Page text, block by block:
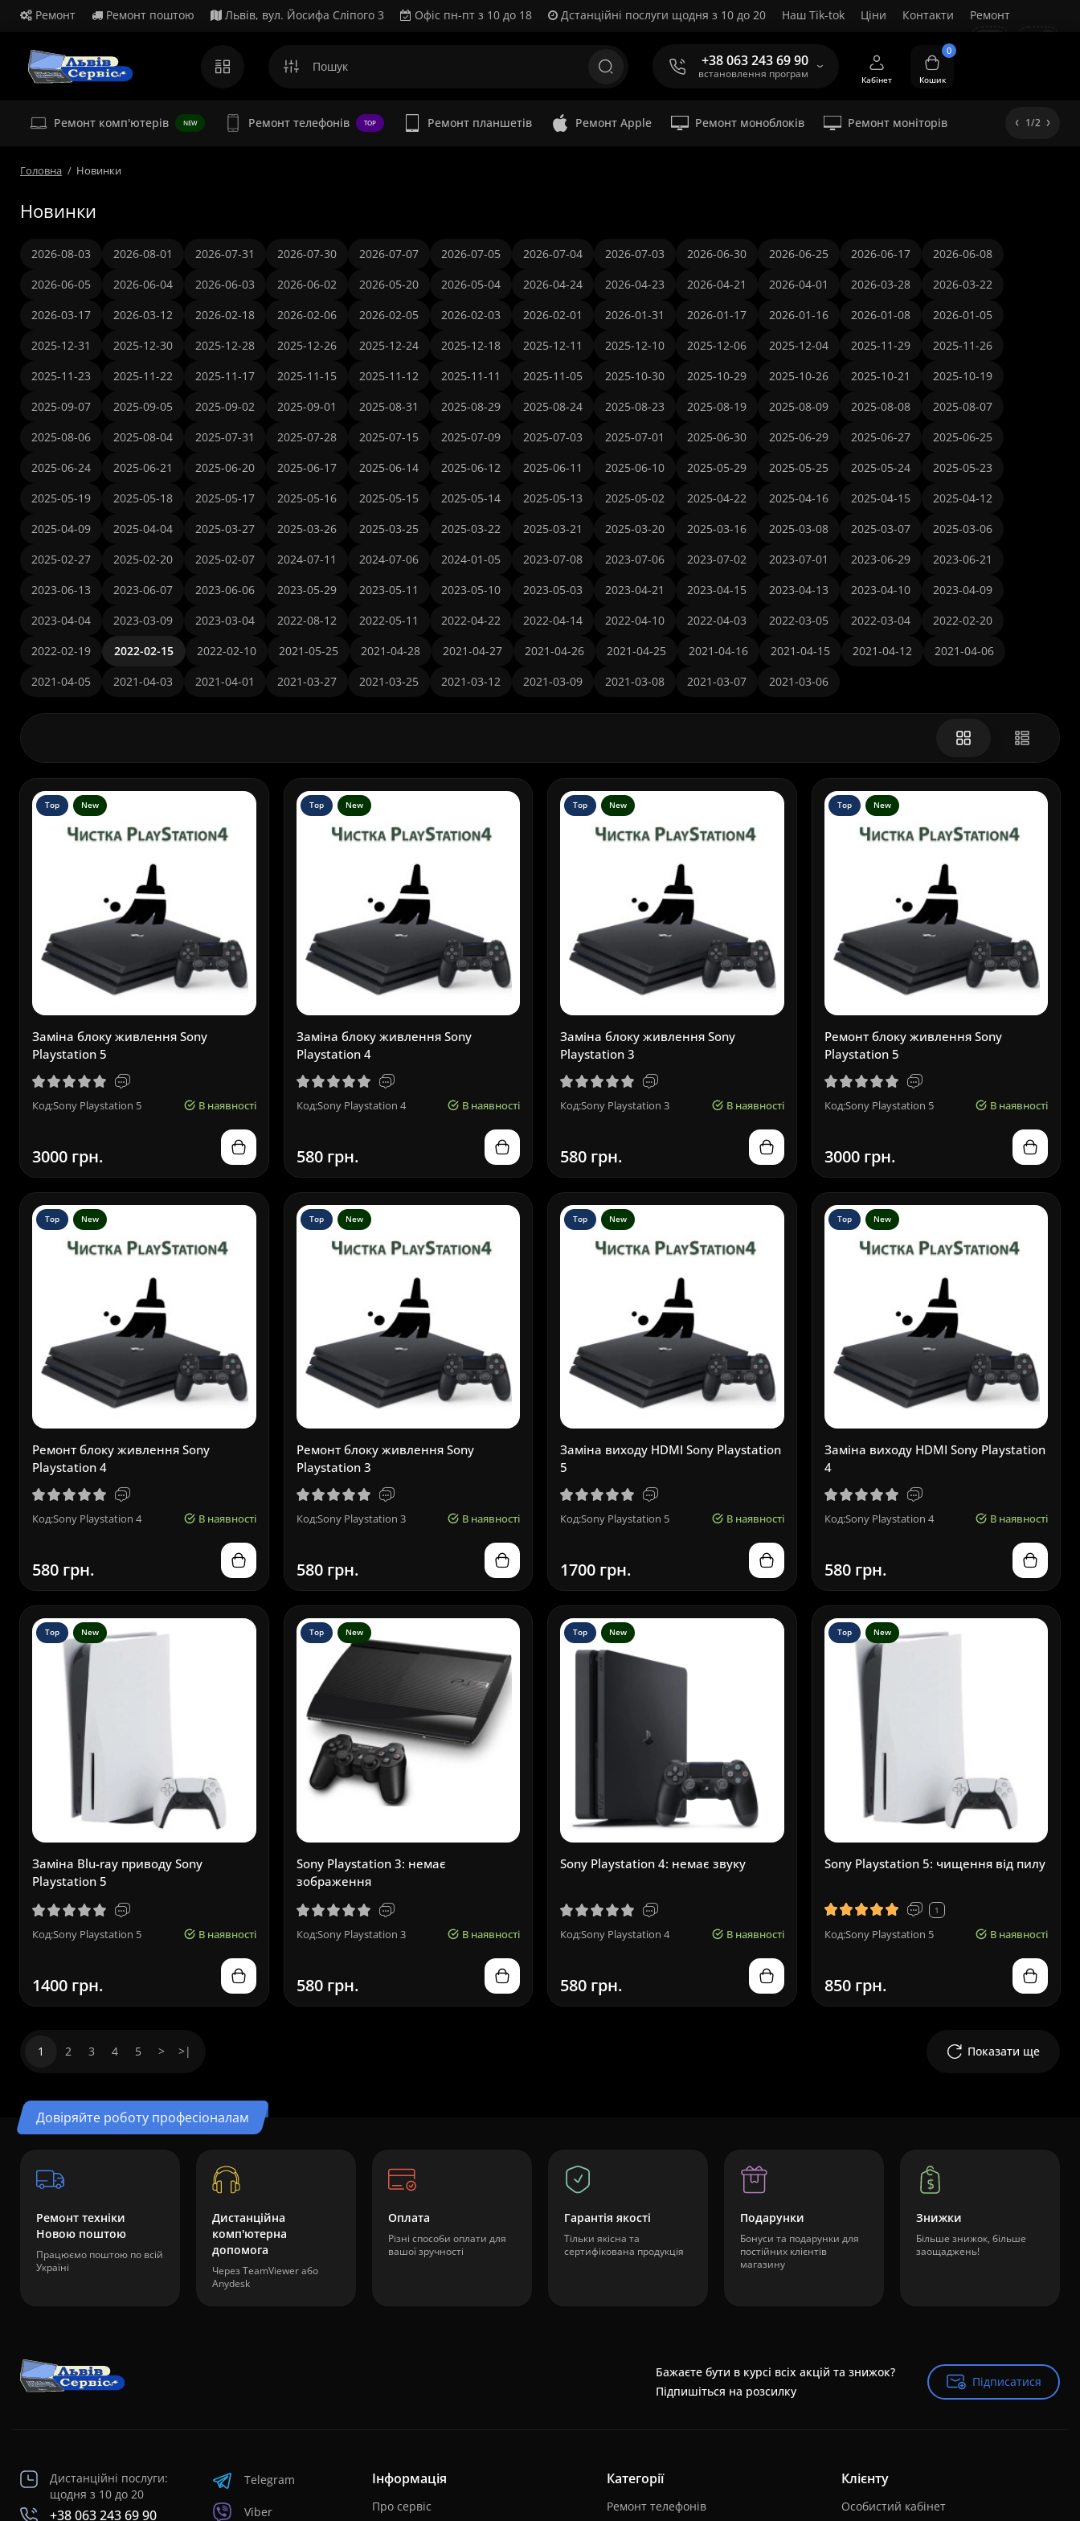
Ремонт Ремонт поштою Львів, вул. Йосифа Сліпого 3 Офіс пн-пт з 10 до 18 Дстанційні послуги щодня з 10 до 20 Наш Tik-tok Ціни Контакти Ремонт
+38 063 243 69 90
встановлення програм Кабінет
0
Кошик
Ремонт комп'ютерів NEW Ремонт телефонів TOP Ремонт планшетів Ремонт Apple Ремонт моноблоків Ремонт моніторів 1/2
Головна Новинки
Новинки
2026-08-03 2026-08-01 2026-07-31 2026-07-30 2026-07-07 2026-07-05 2026-07-04 2026-07-03 2026-06-30 2026-06-25 2026-06-17
2026-06-08
2026-06-05
2026-06-04 2026-06-03 2026-06-02 2026-05-20 2026-05-04 2026-04-24 2026-04-23 2026-04-21 2026-04-01 2026-03-28
2026-03-22
2026-03-17
2026-03-12 2026-02-18 2026-02-06 2026-02-05 2026-02-03 2026-02-01 2026-01-31 2026-01-17 2026-01-16 2026-01-08
2026-01-05
2025-12-31
2025-12-30 2025-12-28 2025-12-26 2025-12-24 2025-12-18 2025-12-11 2025-12-10 2025-12-06 2025-12-04 2025-11-29
2025-11-26
2025-11-23
2025-11-22 2025-11-17 2025-11-15 2025-11-12 2025-11-11 2025-11-05 2025-10-30 2025-10-29 2025-10-26 2025-10-21
2025-10-19
2025-09-07
2025-09-05 2025-09-02 2025-09-01 2025-08-31 2025-08-29 2025-08-24 2025-08-23 2025-08-19 2025-08-09 2025-08-08
2025-08-07
2025-08-06
2025-08-04 2025-07-31 2025-07-28 2025-07-15 2025-07-09 2025-07-03 2025-07-01 2025-06-30 2025-06-29 2025-06-27
2025-06-25
2025-06-24
2025-06-21 2025-06-20 2025-06-17 2025-06-14 2025-06-12 2025-06-11 2025-06-10 2025-05-29 2025-05-25 2025-05-24
2025-05-23
2025-05-19
2025-05-18 2025-05-17 2025-05-16 2025-05-15 2025-05-14 2025-05-13 2025-05-02 2025-04-22 2025-04-16 2025-04-15
2025-04-12
2025-04-09
2025-04-04 2025-03-27 2025-03-26 2025-03-25 2025-03-22 2025-03-21 2025-03-20 2025-03-16 2025-03-08 2025-03-07
2025-03-06
2025-02-27
2025-02-20 2025-02-07 2024-07-11 2024-07-06 2024-01-05 2023-07-08 2023-07-06 2023-07-02 2023-07-01 2023-06-29
2023-06-21
2023-06-13
2023-06-07 2023-06-06 2023-05-29 2023-05-11 2023-05-10 2023-05-03 2023-04-21 2023-04-15 2023-04-13 2023-04-10
2023-04-09
2023-04-04
2023-03-09 2023-03-04 2022-08-12 2022-05-11 2022-04-22 2022-04-14 2022-04-10 2022-04-03 2022-03-05 2022-03-04
2022-02-20
2022-02-19
2022-02-15 2022-02-10 2021-05-25 2021-04-28 2021-04-27 2021-04-26 2021-04-25 2021-04-16 2021-04-15 2021-04-12
2021-04-06
2021-04-05
2021-04-03 2021-04-01 2021-03-27 2021-03-25 2021-03-12 2021-03-09 2021-03-08 2021-03-07 2021-03-06
Top New
Заміна блоку живлення Sony
Playstation 5
Код:Sony Playstation 5 В наявності
3000 грн.
Top New
Заміна блоку живлення Sony
Playstation 4
Код:Sony Playstation 4 В наявності
580 грн.
Top New
Заміна блоку живлення Sony
Playstation 3
Код:Sony Playstation 3 В наявності
580 грн.
Top New
Ремонт блоку живлення Sony
Playstation 5
Код:Sony Playstation 5 В наявності
3000 грн.
Top New
Ремонт блоку живлення Sony
Playstation 4
Код:Sony Playstation 4 В наявності
580 грн.
Top New
Ремонт блоку живлення Sony
Playstation 3
Код:Sony Playstation 3 В наявності
580 грн.
Top New
Заміна виходу HDMI Sony Playstation
5
Код:Sony Playstation 5 В наявності
1700 грн.
Top New
Заміна виходу HDMI Sony Playstation
4
Код:Sony Playstation 4 В наявності
580 грн.
Top New
Заміна Blu-ray приводу Sony
Playstation 5
Код:Sony Playstation 5 В наявності
1400 грн.
Top New
Sony Playstation 3: немає
зображення
Код:Sony Playstation 3 В наявності
580 грн.
Top New
Sony Playstation 4: немає звуку
Код:Sony Playstation 4 В наявності
580 грн.
Top New
Sony Playstation 5: чищення від пилу
1
Код:Sony Playstation 5 В наявності
850 грн.
Показати ще
1 2 3 4 5 > >|
Довіряйте роботу професіоналам
Ремонт техніки
Новою поштою
Працюємо поштою по всій
Україні
Дистанційна
комп'ютерна
допомога
Через TeamViewer або
Anydesk
Оплата
Різні способи оплати для
вашої зручності
Гарантія якості
Тільки якісна та
сертифікована продукція
Подарунки
Бонуси та подарунки для
постійних клієнтів
магазину
Знижки
Більше знижок, більше
заощаджень!
Бажаєте бути в курсі всіх акцій та знижок?
Підпишіться на розсилку
Підписатися
Підписатися
Дистанційні послуги:
щодня з 10 до 20
+38 063 243 69 90
Telegram
Viber
Інформація
Про сервіс
Категорії
Ремонт телефонів
Клієнту
Особистий кабінет